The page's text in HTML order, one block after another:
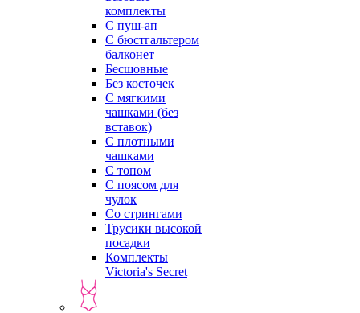
комплекты
С пуш-ап
С бюстгальтером
балконет
Бесшовные
Без косточек
С мягкими
чашками (без
вставок)
С плотными
чашками
С топом
С поясом для
чулок
Со стрингами
Трусики высокой
посадки
Комплекты
Victoria's Secret